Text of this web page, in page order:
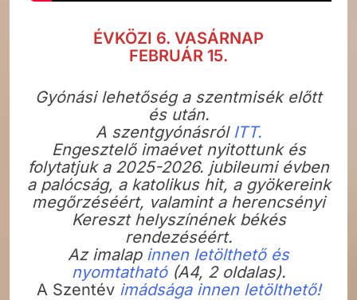
ÉVKÖZI 6. VASÁRNAP
FEBRUÁR 15.
Gyónási lehetőség a szentmisék előtt
és után.
A szentgyónásról ITT.
Engesztelő imaévet nyitottunk és
folytatjuk a 2025-2026. jubileumi évben
a palócság, a katolikus hit, a gyökereink
megőrzéséért, valamint a herencsényi
Kereszt helyszínének békés
rendezéséért.
Az imalap innen letölthető és
nyomtatható(A4, 2 oldalas).
A Szentév imádsága innen letölthető!